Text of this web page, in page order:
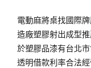
電動麻將桌找國際
造廠塑膠射出成型
於塑膠品漆有台北
透明借款利率合法